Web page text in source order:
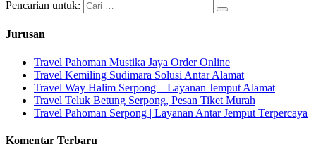
Pencarian untuk:
Jurusan
Travel Pahoman Mustika Jaya Order Online
Travel Kemiling Sudimara Solusi Antar Alamat
Travel Way Halim Serpong – Layanan Jemput Alamat
Travel Teluk Betung Serpong, Pesan Tiket Murah
Travel Pahoman Serpong | Layanan Antar Jemput Terpercaya
Komentar Terbaru